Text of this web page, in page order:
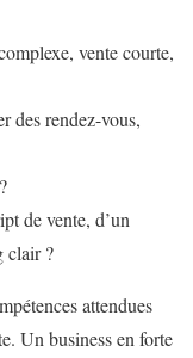
vente courte,
des rendez-vous,
de vente, d’un
clair ?
attendues
Un business en forte